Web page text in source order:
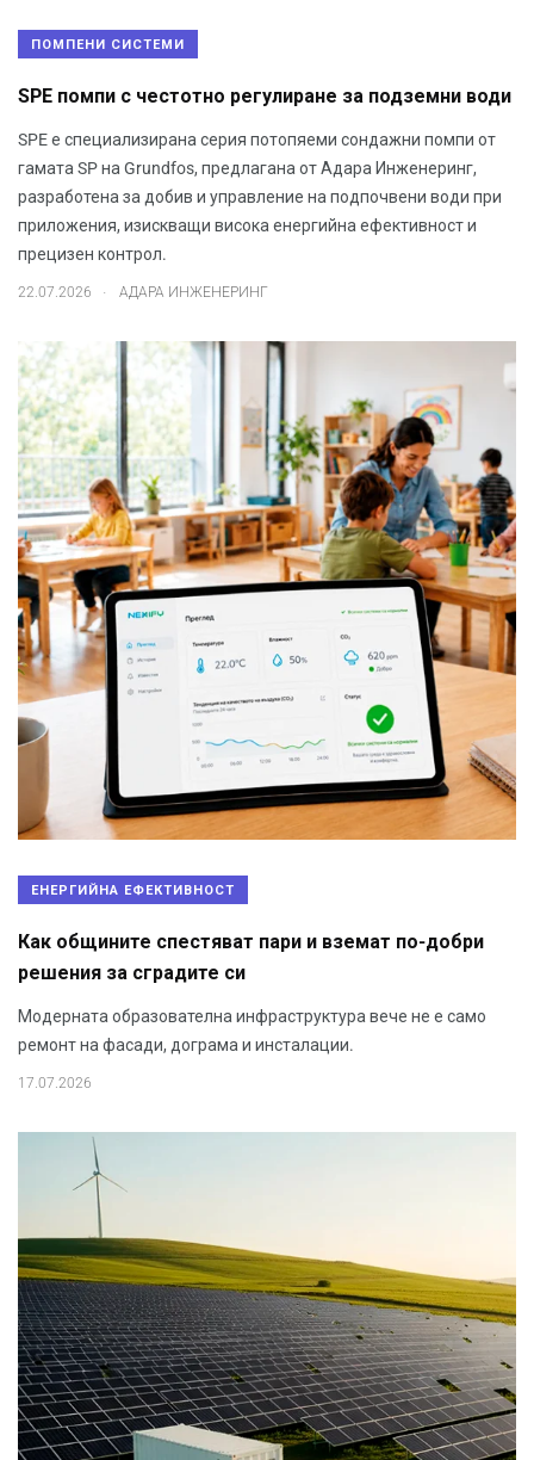
ПОМПЕНИ СИСТЕМИ
SPE помпи с честотно регулиране за подземни води
SPE е специализирана серия потопяеми сондажни помпи от
гамата SP на Grundfos, предлагана от Адара Инженеринг,
разработена за добив и управление на подпочвени води при
приложения, изискващи висока енергийна ефективност и
прецизен контрол.
22.07.2026 . АДАРА ИНЖЕНЕРИНГ
ЕНЕРГИЙНА ЕФЕКТИВНОСТ
Как общините спестяват пари и вземат по-добри
решения за сградите си
Модерната образователна инфраструктура вече не е само
ремонт на фасади, дограма и инсталации.
17.07.2026